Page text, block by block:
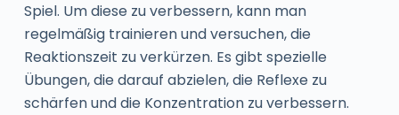
Spiel. Um diese zu verbessern, kann man
regelmäßig trainieren und versuchen, die
Reaktionszeit zu verkürzen. Es gibt spezielle
Übungen, die darauf abzielen, die Reflexe zu
schärfen und die Konzentration zu verbessern.